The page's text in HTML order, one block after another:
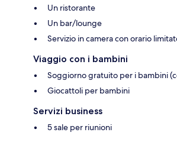
Un ristorante
Un bar/lounge
Servizio in camera con orario
Viaggio con i bambini
Soggiorno gratuito per i bambini
Giocattoli per bambini
Servizi business
5 sale per riunioni